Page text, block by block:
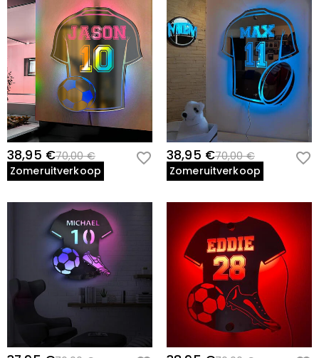
38,95 €70,00 €
Zomeruitverkoop
38,95 €70,00 €
Zomeruitverkoop